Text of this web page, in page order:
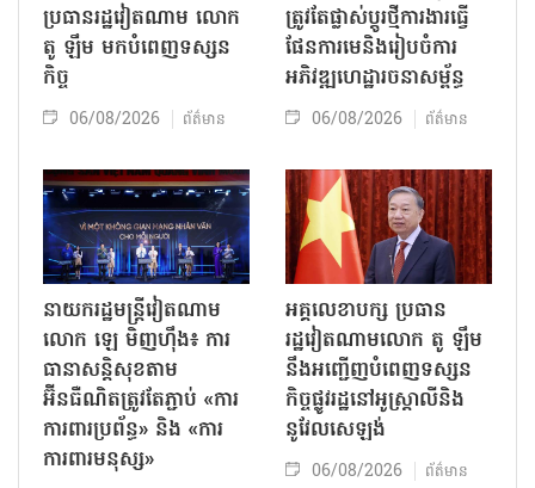
ប្រធានរដ្ឋវៀតណាម លោក
តូ ឡឹម មកបំពេញទស្សន
កិច្ច
06/08/2026 ព័ត៌មាន
ត្រូវតែផ្លាស់ប្ដូរថ្មីការងារធ្វើ
ផែនការមេនិងរៀបចំការ
អភិវឌ្ឍហេដ្ឋារចនាសម្ព័ន្ធ
06/08/2026 ព័ត៌មាន
នាយករដ្ឋមន្ត្រីវៀតណាម
លោក ឡេ មិញហ៊ឹង៖ ការ
ធានាសន្តិសុខតាម
អ៊ីនធឺណិតត្រូវតែភ្ជាប់ «ការ
ការពារប្រព័ន្ធ» និង «ការ
ការពារមនុស្ស»
អគ្គលេខាបក្ស ប្រធាន
រដ្ឋវៀតណាមលោក តូ ឡឹម
នឹងអញ្ជើញបំពេញទស្សន
កិច្ចផ្លូវរដ្ឋនៅអូស្ត្រាលីនិង
នូវែលសេឡង់
06/08/2026 ព័ត៌មាន